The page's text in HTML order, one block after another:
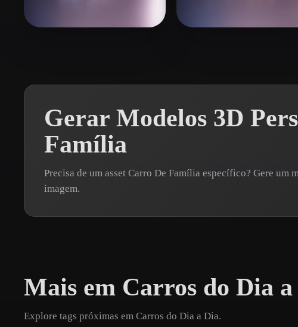
Gerar Modelos 3D
Família
Precisa de um asset Carro De Família específico? Gere
imagem.
Mais em Carros do Dia
Explore tags próximas em Carros do Dia a Dia.